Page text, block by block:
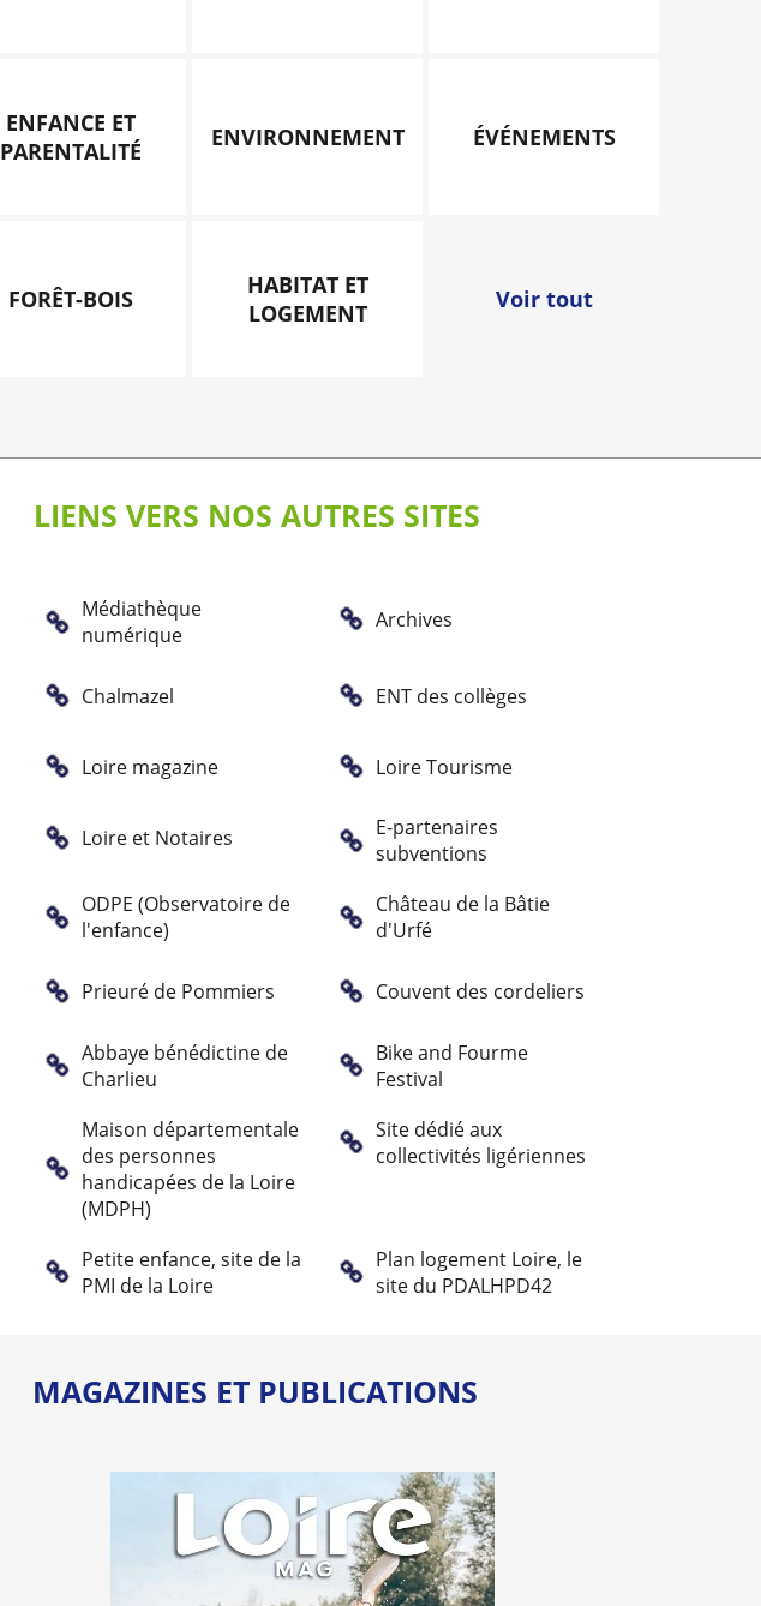
ENFANCE ET
PARENTALITÉ
ENVIRONNEMENT ÉVÉNEMENTS
FORÊT-BOIS
HABITAT ET
LOGEMENT
Voir tout
LIENS VERS NOS AUTRES SITES
Médiathèque
numérique
Archives
Chalmazel ENT des collèges
Loire magazine Loire Tourisme
Loire et Notaires
E-partenaires
subventions
ODPE (Observatoire de
l'enfance)
Château de la Bâtie
d'Urfé
Prieuré de Pommiers Couvent des cordeliers
Abbaye bénédictine de
Charlieu
Bike and Fourme
Festival
Maison départementale
des personnes
handicapées de la Loire
(MDPH)
Site dédié aux
collectivités ligériennes
Petite enfance, site de la
PMI de la Loire
Plan logement Loire, le
site du PDALHPD42
MAGAZINES ET PUBLICATIONS